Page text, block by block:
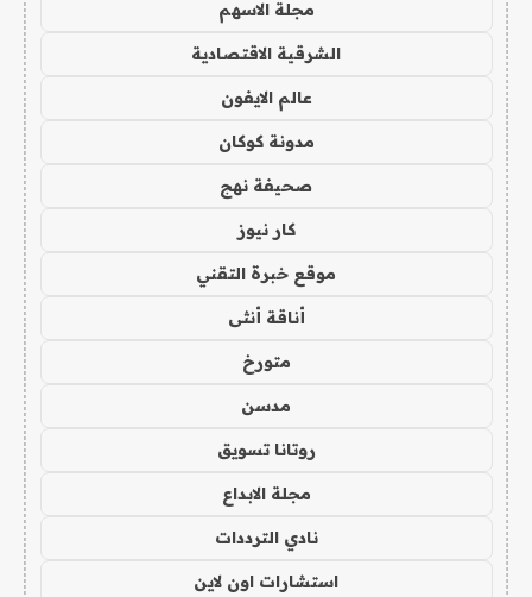
مجلة الاسهم
الشرقية الاقتصادية
عالم الايفون
مدونة كوكان
صحيفة نهج
كار نيوز
موقع خبرة التقني
أناقة أنثى
متورخ
مدسن
روتانا تسويق
مجلة الابداع
نادي الترددات
استشارات اون لاين